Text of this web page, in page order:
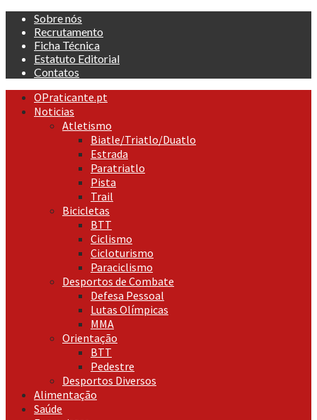
Skip
content
Sobre nós
Recrutamento
Ficha Técnica
Estatuto Editorial
Contatos
Primary
Menu
OPraticante.pt
Noticias
Atletismo
Biatle/Triatlo/Duatlo
Estrada
Paratriatlo
Pista
Trail
Bicicletas
BTT
Ciclismo
Cicloturismo
Paraciclismo
Desportos de Combate
Defesa Pessoal
Lutas Olímpicas
MMA
Orientação
BTT
Pedestre
Desportos Diversos
Alimentação
Saúde